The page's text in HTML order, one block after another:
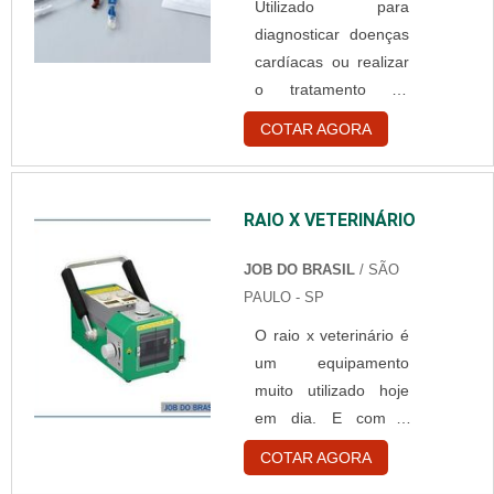
presen....
esterilizável); De
elasticidade;
Espessura diferentes
Reticulado; Tamanho
características variam
de acordo com a
será destinada. Como
é utilizada A gaze ....
Utilizado para
diagnosticar doenças
cardíacas ou realizar
o tratamento da
mesma, os cateteres
intravasculares é um
tipo de é um tubo
introduzido em um
do paciente.
Informações do
produto É através do
cateterismo,
procedimento que
utiliza os cateteres
COTAR AGORA
RAIO X VETERINÁRIO
JOB DO BRASIL / SÃO
PAULO - SP
O raio x veterinário é
um equipamento
muito utilizado hoje
em dia. E com o
grande avanço da
tecnologia, cada vez
COTAR AGORA